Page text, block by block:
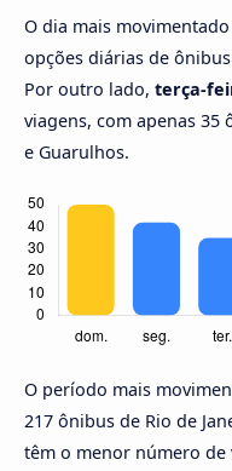
O dia mais
opções diárias de
Por outro lado, terça-
viagens, com apenas 35
e Guarulhos.
O período mais
217 ônibus de Rio de
têm o menor número de